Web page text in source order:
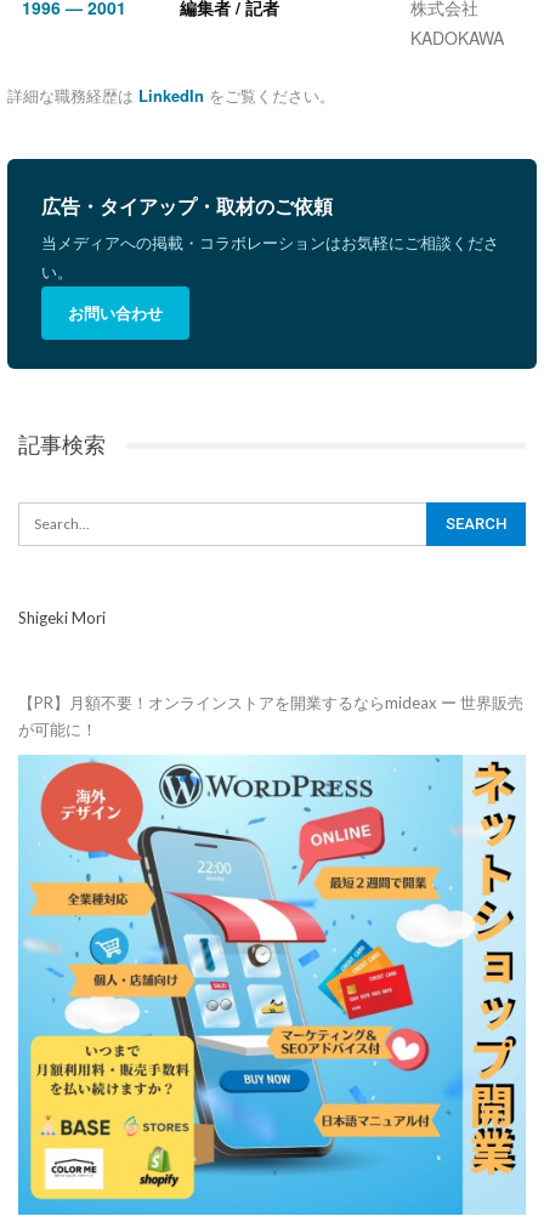
1996 — 2001 編集者 / 記者
株式会社
KADOKAWA
詳細な職務経歴は LinkedIn をご覧ください。
広告・タイアップ・取材のご依頼
当メディアへの掲載・コラボレーションはお気軽にご相談くださ
い。
お問い合わせ
記事検索
Shigeki Mori
【PR】月額不要！オンラインストアを開業するならmideax ー 世界販売
が可能に！